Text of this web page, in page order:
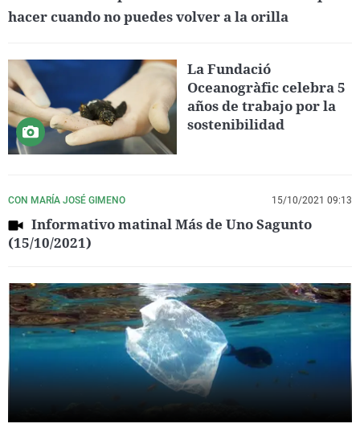
hacer cuando no puedes volver a la orilla
La Fundació
Oceanogràfic celebra 5
años de trabajo por la
sostenibilidad
CON MARÍA JOSÉ GIMENO 15/10/2021 09:13
Informativo matinal Más de Uno Sagunto
(15/10/2021)